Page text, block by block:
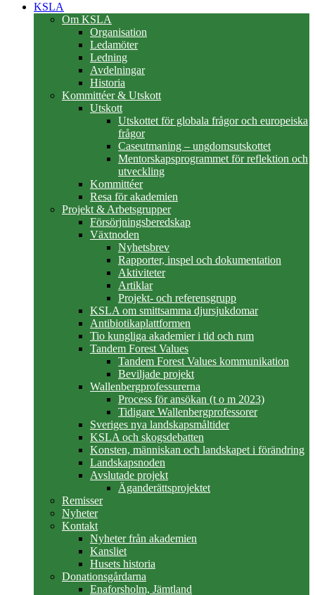
KSLA
Om KSLA
Organisation
Ledamöter
Ledning
Avdelningar
Historia
Kommittéer & Utskott
Utskott
Utskottet för globala frågor och europeiska
frågor
Caseutmaning – ungdomsutskottet
Mentorskapsprogrammet för reflektion och
utveckling
Kommittéer
Resa för akademien
Projekt & Arbetsgrupper
Försörjningsberedskap
Växtnoden
Nyhetsbrev
Rapporter, inspel och dokumentation
Aktiviteter
Artiklar
Projekt- och referensgrupp
KSLA om smittsamma djursjukdomar
Antibiotikaplattformen
Tio kungliga akademier i tid och rum
Tandem Forest Values
Tandem Forest Values kommunikation
Beviljade projekt
Wallenbergprofessurerna
Process för ansökan (t o m 2023)
Tidigare Wallenbergprofessorer
Sveriges nya landskapsmåltider
KSLA och skogsdebatten
Konsten, människan och landskapet i förändring
Landskapsnoden
Avslutade projekt
Äganderättsprojektet
Remisser
Nyheter
Kontakt
Nyheter från akademien
Kansliet
Husets historia
Donationsgårdarna
Enaforsholm, Jämtland